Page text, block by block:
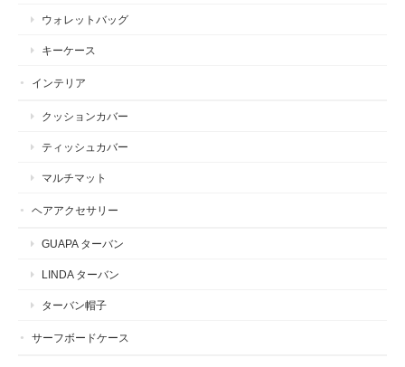
ウォレットバッグ
キーケース
インテリア
クッションカバー
ティッシュカバー
マルチマット
ヘアアクセサリー
GUAPA ターバン
LINDA ターバン
ターバン帽子
サーフボードケース